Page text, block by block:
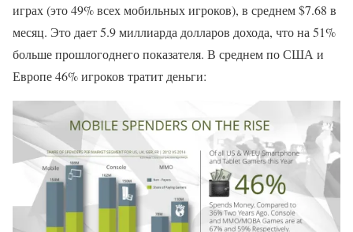
играх (это 49% всех мобильных игроков), в среднем $7.68 в
месяц. Это дает 5.9 миллиарда долларов дохода, что на 51%
больше прошлогоднего показателя. В среднем по США и
Европе 46% игроков тратит деньги: